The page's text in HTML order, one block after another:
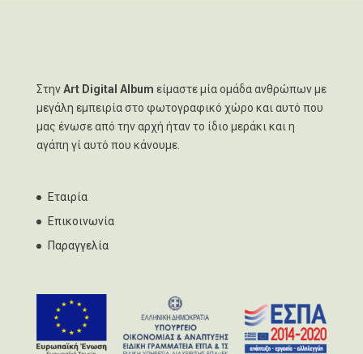
ΣτηνArt Digital Album είμαστε μία ομάδα ανθρώπων με
μεγάλη εμπειρία στο φωτογραφικό χώρο και αυτό που
μας ένωσε από την αρχή ήταν το ίδιο μεράκι και η
αγάπη γί αυτό που κάνουμε.
Εταιρία
Επικοινωνία
Παραγγελία